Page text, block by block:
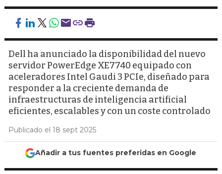
Dell ha anunciado la disponibilidad del nuevo
servidor PowerEdge XE7740 equipado con
aceleradores Intel Gaudi 3 PCIe, diseñado para
responder a la creciente demanda de
infraestructuras de inteligencia artificial
eficientes, escalables y con un coste controlado
Publicado el 18 sept 2025
Añadir a tus fuentes preferidas en Google